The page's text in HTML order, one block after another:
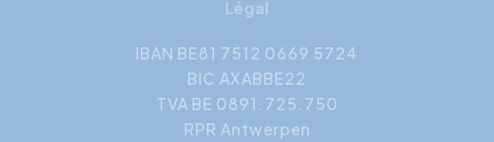
Légal
IBAN BE81 7512 0669 5724
BIC AXABBE22
TVA BE 0891.725.750
RPR Antwerpen